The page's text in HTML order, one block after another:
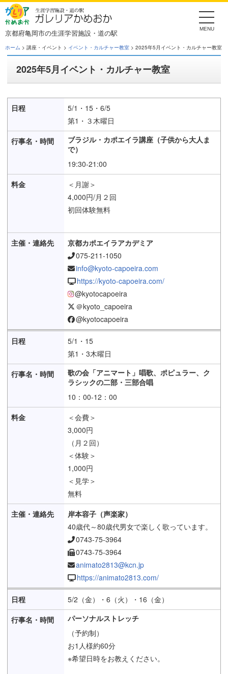
Skip
to
the
content
京都府亀岡市の生涯学習施設・道の駅
ホーム > 講座・イベント > イベント・カルチャー教室 > 2025年5月イベント・カルチャー教室
2025年5月イベント・カルチャー教室
5/1・15・6/5
第1・３木曜日
ブラジル・カポエイラ講座（子供から大人ま
で）
19:30-21:00
＜月謝＞
4,000円/月２回
初回体験無料
京都カポエイラアカデミア
075-211-1050
info@kyoto-capoeira.com
https://kyoto-capoeira.com/
@kyotocapoeira
＠kyoto_capoeira
@kyotocapoeira
5/1・15
第1・3木曜日
歌の会「アニマート」唱歌、ポピュラー、ク
ラシックの二部・三部合唱
10：00-12：00
＜会費＞
3,000円
（月２回）
＜体験＞
1,000円
＜見学＞
無料
岸本容子（声楽家）
40歳代～80歳代男女で楽しく歌っています。
0743-75-3964
0743-75-3964
animato2813@kcn.jp
https://animato2813.com/
5/2（金）・6（火）・16（金）
パーソナルストレッチ
（予約制）
お1人様約60分
※希望日時をお教えください。